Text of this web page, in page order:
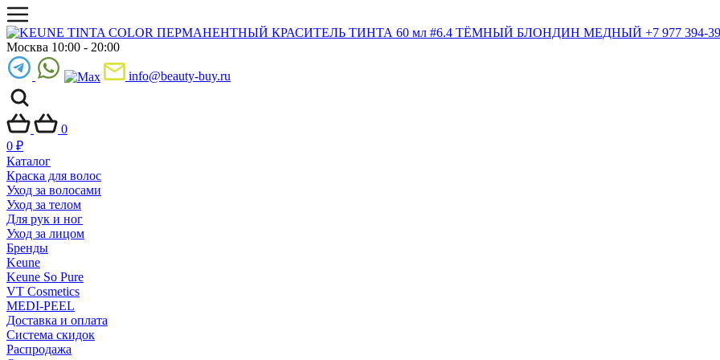
+7 977 394-
Москва 10:00 - 20:00
info@beauty-buy.ru
0
0 ₽
Каталог
Краска для волос
Уход за волосами
Уход за телом
Для рук и ног
Уход за лицом
Бренды
Keune
Keune So Pure
VT Cosmetics
MEDI-PEEL
Доставка и оплата
Система скидок
Распродажа